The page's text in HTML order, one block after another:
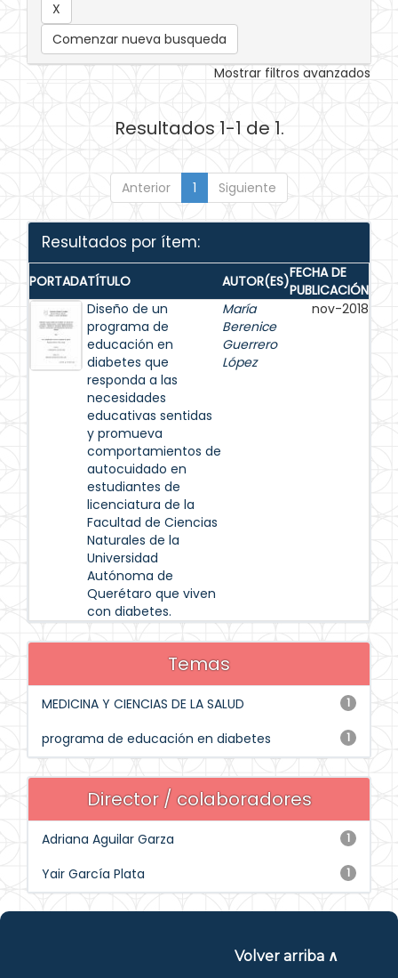
Comenzar nueva busqueda
Mostrar filtros avanzados
Resultados 1-1 de 1.
Anterior 1 Siguiente
Resultados por ítem:
PORTADATÍTULO AUTOR(ES)FECHA DE
PUBLICACIÓN
Diseño de un
programa de
educación en
diabetes que
responda a las
necesidades
educativas sentidas
y promueva
comportamientos de
autocuidado en
estudiantes de
licenciatura de la
Facultad de Ciencias
Naturales de la
Universidad
Autónoma de
Querétaro que viven
con diabetes.
María
Berenice
Guerrero
López
nov-2018
Temas
1
MEDICINA Y CIENCIAS DE LA SALUD
1
programa de educación en diabetes
Director / colaboradores
1
Adriana Aguilar Garza
1
Yair García Plata
Volver arriba ∧